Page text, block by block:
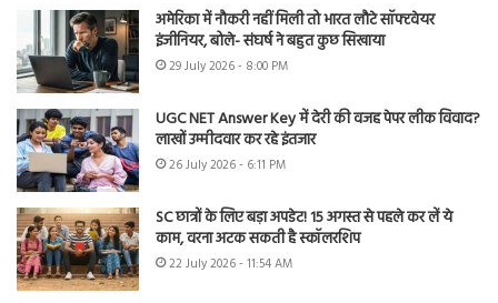
अमेरिका में नौकरी नहीं मिली तो भारत लौटे सॉफ्टवेयर
इंजीनियर, बोले- संघर्ष ने बहुत कुछ सिखाया
29 July 2026 - 8:00 PM
UGC NET Answer Key में देरी की वजह पेपर लीक विवाद?
लाखों उम्मीदवार कर रहे इंतजार
26 July 2026 - 6:11 PM
SC छात्रों के लिए बड़ा अपडेट! 15 अगस्त से पहले कर लें ये
काम, वरना अटक सकती है स्कॉलरशिप
22 July 2026 - 11:54 AM